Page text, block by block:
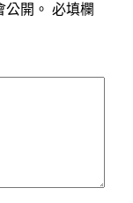
開。 必填欄